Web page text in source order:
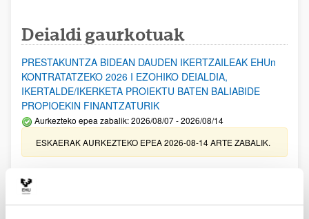
Deialdi gaurkotuak
PRESTAKUNTZA BIDEAN DAUDEN IKERTZAILEAK EHUn
KONTRATATZEKO 2026 I EZOHIKO DEIALDIA,
IKERTALDE/IKERKETA PROIEKTU BATEN BALIABIDE
PROPIOEKIN FINANTZATURIK
Aurkezteko epea zabalik: 2026/08/07 - 2026/08/14
ESKAERAK AURKEZTEKO EPEA 2026-08-14 ARTE ZABALIK.
erosi eta berritzeko laguntzak 2026
Izapide irekia